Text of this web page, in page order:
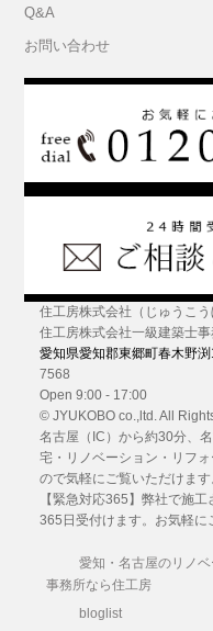
Q&A
お問い合わせ
住工房株式会社（じゅうこう
住工房株式会社一級建築士
愛知県愛知郡東郷町春木野渕
7568
Open 9:00 - 17:00
© JYUKOBO co.,ltd. All
名古屋（IC）から約30分 、
宅・リノベーション・リフ
ので気軽にご覧いただけます
【緊急対応365】弊社で施
365日受付けます。お気軽に
愛知・名古屋のリノ
事務所なら住工房
bloglist